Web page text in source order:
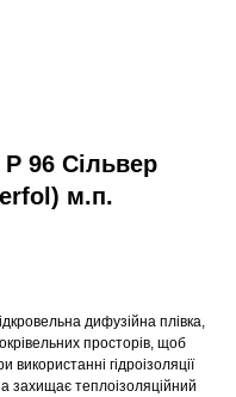
Р 96 Сільвер
м.п.
дифузійна плівка,
просторів, щоб
використанні гідроізоляції
захищає теплоізоляційний